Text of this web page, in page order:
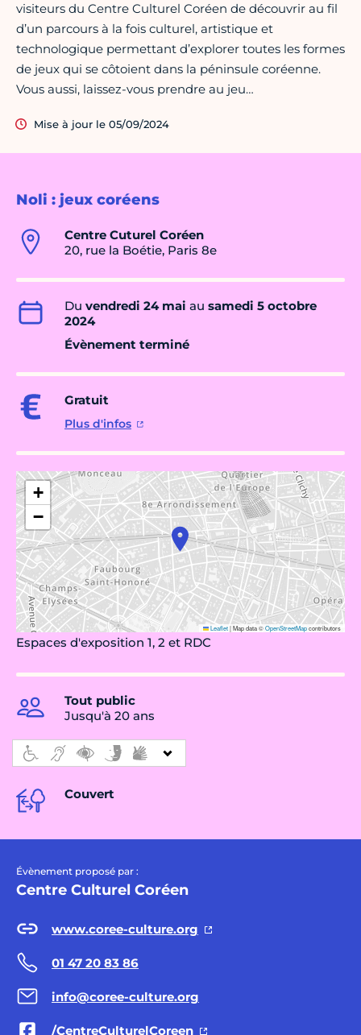
Noli : jeux coréens
Centre Cuturel Coréen
20, rue la Boétie, Paris 8e
Du vendredi 24 mai au samedi 5 octobre
2024
Évènement terminé
Gratuit
Plus d'infos
+
−
Leaflet|Map data ©OpenStreetMapcontributors
Espaces d'exposition 1, 2 et RDC
Tout public
Jusqu'à 20 ans
Couvert
Évènement proposé par :
Centre Culturel Coréen
www.coree-culture.org
01 47 20 83 86
info@coree-culture.org
/CentreCulturelCoreen
visiteurs du Centre Culturel Coréen de découvrir au fil
d’un parcours à la fois culturel, artistique et
technologique permettant d’explorer toutes les formes
de jeux qui se côtoient dans la péninsule coréenne.
Vous aussi, laissez-vous prendre au jeu…
Mise à jour le 05/09/2024